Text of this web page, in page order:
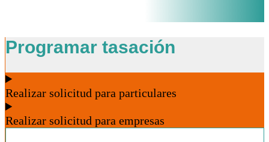
Programar tasación
Realizar solicitud para particulares
Realizar solicitud para empresas